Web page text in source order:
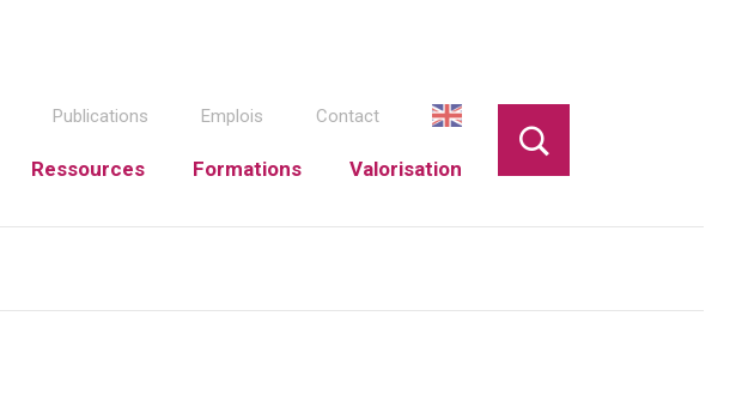
Publications Emplois Contact
Ressources Formations Valorisation